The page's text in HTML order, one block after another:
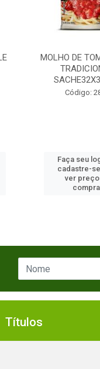
MOLHO DE
Código:
Faça seu
cadastre-
ver
Títulos